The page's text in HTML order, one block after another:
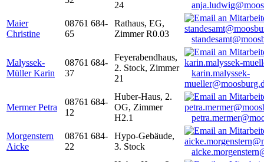
24
Maier
Christine
08761 684-
65
Rathaus, EG,
Zimmer R0.03
Malyssek-
Müller Karin
08761 684-
37
Feyerabendhaus,
2. Stock, Zimmer
21
karin.malyssek-
Mermer Petra
08761 684-
12
Huber-Haus, 2.
OG, Zimmer
H2.1
Morgenstern
Aicke
08761 684-
22
Hypo-Gebäude,
3. Stock